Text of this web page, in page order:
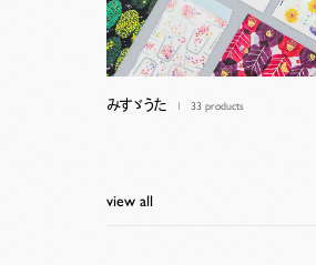
みすゞうた 33 products
view all